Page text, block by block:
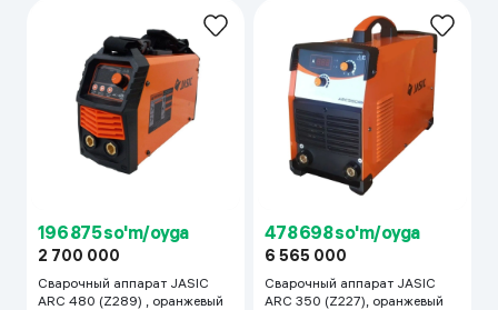
196 875 so'm/oyga
2 700 000
Сварочный аппарат JASIC
ARC 480 (Z289) , оранжевый
478 698 so'm/oyga
6 565 000
Сварочный аппарат JASIC
ARC 350 (Z227), оранжевый